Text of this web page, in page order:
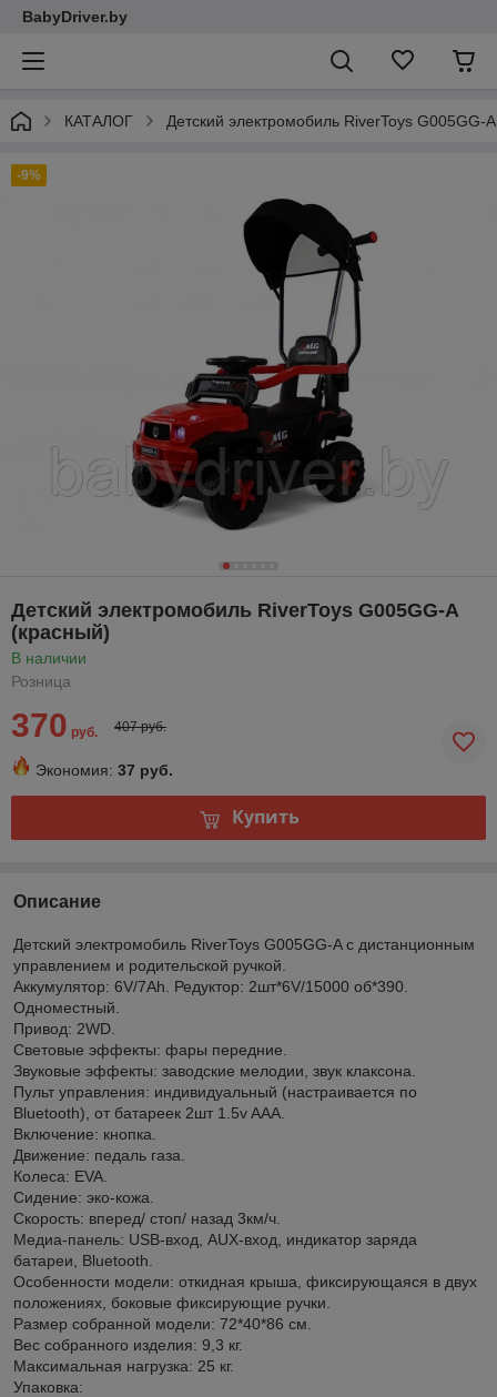
BabyDriver.by
КАТАЛОГ Детский электромобиль RiverToys G005GG-
-9%
Детский электромобиль RiverToys G005GG-A
(красный)
В наличии
Розница
370 руб. 407 руб.
Экономия: 37 руб.
Купить
Описание
Детский электромобиль RiverToys G005GG-A с дистанционным
управлением и родительской ручкой.
Аккумулятор: 6V/7Ah. Редуктор: 2шт*6V/15000 об*390.
Одноместный.
Привод: 2WD.
Световые эффекты: фары передние.
Звуковые эффекты: заводские мелодии, звук клаксона.
Пульт управления: индивидуальный (настраивается по
Bluetooth), от батареек 2шт 1.5v AAА.
Включение: кнопка.
Движение: педаль газа.
Колеса: EVA.
Сидение: эко-кожа.
Скорость: вперед/ стоп/ назад 3км/ч.
Медиа-панель: USB-вход, AUX-вход, индикатор заряда
батареи, Bluetooth.
Особенности модели: откидная крыша, фиксирующаяся в двух
положениях, боковые фиксирующие ручки.
Размер собранной модели: 72*40*86 см.
Вес собранного изделия: 9,3 кг.
Максимальная нагрузка: 25 кг.
Упаковка: